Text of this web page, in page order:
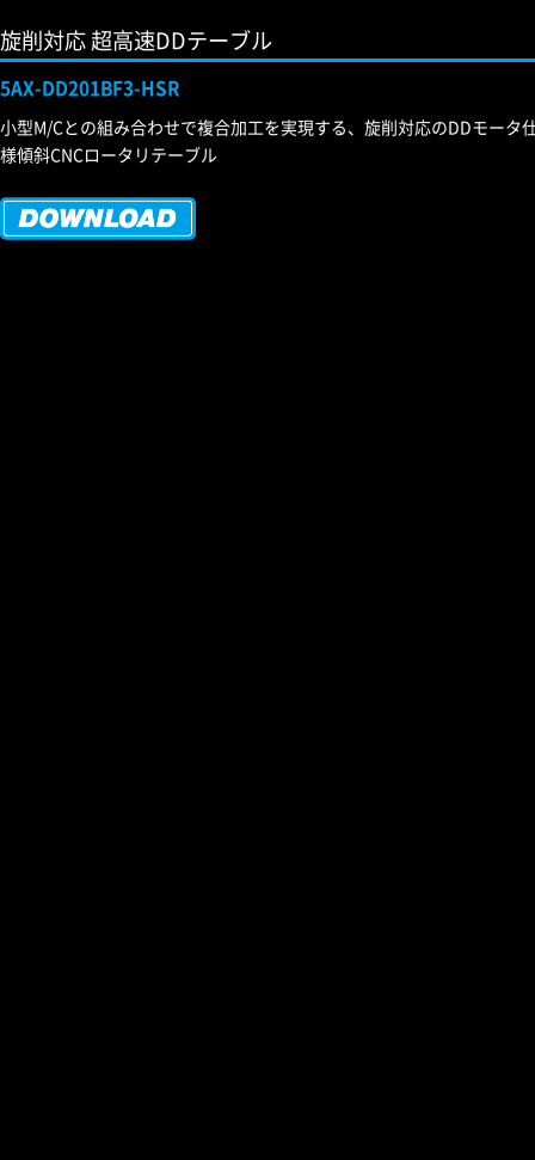
旋削対応 超高速DDテーブル
5AX-DD201BF3-HSR
小型M/Cとの組み合わせで複合加工を実現する、旋削対応のDDモータ
様傾斜CNCロータリテーブル